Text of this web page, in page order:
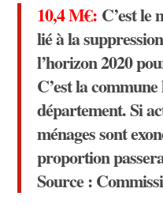
10,4 M€: C’est le
lié à la
l’horizon 2020
C’est la
département. Si
ménages sont
proportion
Source :